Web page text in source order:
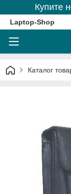
Купите
Laptop-Shop
Каталог